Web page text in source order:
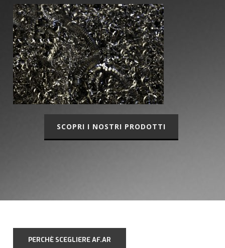
SCOPRI I NOSTRI PRODOTTI
PERCHÈ SCEGLIERE AF.AR